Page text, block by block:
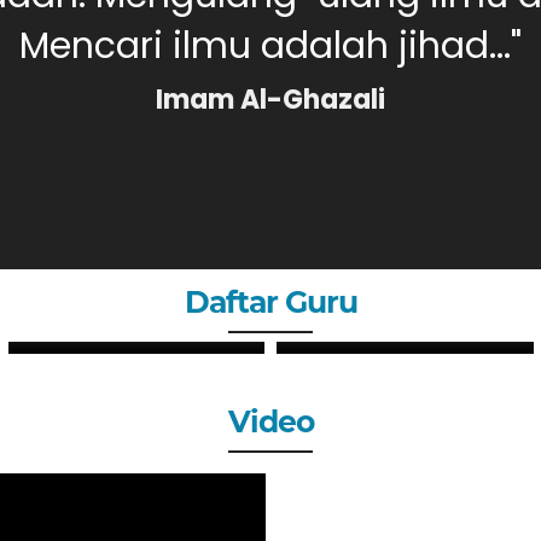
Mencari ilmu adalah jihad..."
Imam Al-Ghazali
Daftar Guru
MERI DAHLIA, S.Pd Yulianti, S.Pd
Video